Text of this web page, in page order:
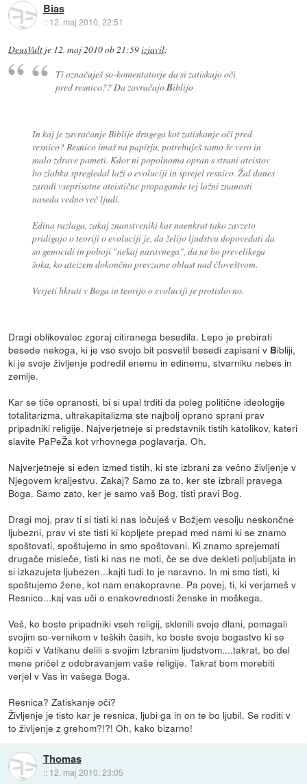
Bias
:: 12. maj 2010, 22:51
DeusVult je 12. maj 2010 ob 21:59izjavil:
Ti označuješ so-komentatorje da si zatiskajo oči
pred resnico?? Da zavračajoBiblijo
In kaj je zavračanje Biblije drugega kot zatiskanje oči pred
resnico? Resnico imaš na papirju, potrebuješ samo še vero in
malo zdrave pameti. Kdor ni popolnoma opran s strani ateistov
bo zlahka spregledal laži o evoluciji in sprejel resnico. Žal danes
zaradi vseprisotne ateistične propagande tej lažni znanosti
naseda vedno več ljudi.
Edina razlaga, zakaj znanstveniki kar naenkrat tako zavzeto
pridigajo o teoriji o evoluciji je, da želijo ljudstvu dopovedati da
so genocidi in poboji "nekaj naravnega", da ne bo prevelikega
šoka, ko ateizem dokončno prevzame oblast nad človeštvom.
Verjeti hkrati v Boga in teorijo o evoluciji je protislovno.
Dragi oblikovalec zgoraj citiranega besedila. Lepo je prebirati
besede nekoga, ki je vso svojo bit posvetil besedi zapisani v Bibliji,
ki je svoje življenje podredil enemu in edinemu, stvarniku nebes in
zemlje.
Kar se tiče opranosti, bi si upal trditi da poleg politične ideologije
totalitarizma, ultrakapitalizma ste najbolj oprano sprani prav
pripadniki religije. Najverjetneje si predstavnik tistih katolikov, kateri
slavite PaPeŽa kot vrhovnega poglavarja. Oh.
Najverjetneje si eden izmed tistih, ki ste izbrani za večno življenje v
Njegovem kraljestvu. Zakaj? Samo za to, ker ste izbrali pravega
Boga. Samo zato, ker je samo vaš Bog, tisti pravi Bog.
Dragi moj, prav ti si tisti ki nas ločuješ v Božjem vesolju neskončne
ljubezni, prav vi ste tisti ki kopljete prepad med nami ki se znamo
spoštovati, spoštujemo in smo spoštovani. Ki znamo sprejemati
drugače misleče, tisti ki nas ne moti, če se dve dekleti poljubljata in
si izkazujeta ljubezen...kajti tudi to je naravno. In mi smo tisti, ki
spoštujemo žene, kot nam enakopravne. Pa povej, ti, ki verjameš v
Resnico...kaj vas uči o enakovrednosti ženske in moškega.
Veš, ko boste pripadniki vseh religij, sklenili svoje dlani, pomagali
svojim so-vernikom v teških časih, ko boste svoje bogastvo ki se
kopiči v Vatikanu delili s svojim Izbranim ljudstvom....takrat, bo del
mene pričel z odobravanjem vaše religije. Takrat bom morebiti
verjel v Vas in vašega Boga.
Resnica? Zatiskanje oči?
Življenje je tisto kar je resnica, ljubi ga in on te bo ljubil. Se roditi v
to življenje z grehom?!?! Oh, kako bizarno!
Thomas
:: 12. maj 2010, 23:05